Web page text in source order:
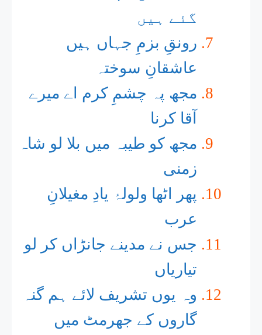
گئے ہیں
رونقِ بزمِ جہاں ہیں
عاشقانِ سوختہ
مجھ پہ چشمِ کرم اے میرے
آقا کرنا
مجھ کو طیبہ میں بلا لو شاہ
زمنی
پھر اٹھا ولولۂ یادِ مغیلانِ
عرب
جس نے مدینے جانڑاں کر لو
تیاریاں
وہ یوں تشریف لائے ہم گنہ
گاروں کے جھرمٹ میں